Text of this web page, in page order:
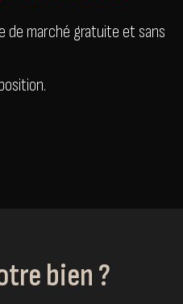
de marché gratuite et sans
bien ?